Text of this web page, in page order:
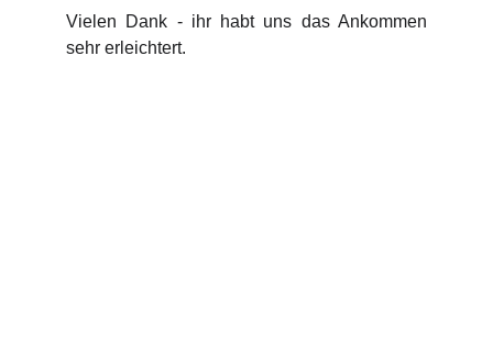
Vielen Dank - ihr habt uns das Ankommen
sehr erleichtert.